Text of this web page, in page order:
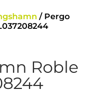
/ Pergo
Roble